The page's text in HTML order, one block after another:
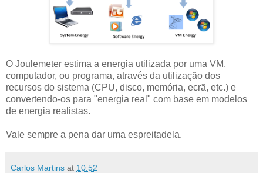
O Joulemeter estima a energia utilizada por uma VM,
computador, ou programa, através da utilização dos
recursos do sistema (CPU, disco, memória, ecrã, etc.) e
convertendo-os para "energia real" com base em modelos
de energia realistas.
Vale sempre a pena dar uma espreitadela.
Carlos Martins at 10:52